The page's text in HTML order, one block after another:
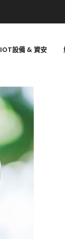
IOT設備 & 資安